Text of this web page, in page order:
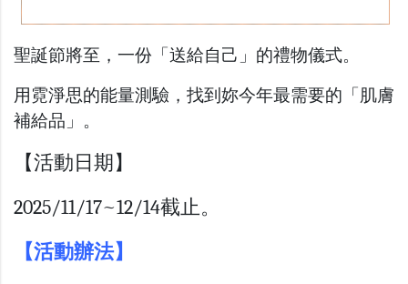
聖誕節將至，一份「送給自己」的禮物儀式。
用霓淨思的能量測驗，找到妳今年最需要的「肌膚
補給品」。
【活動日期】
2025/11/17~12/14截止。
【活動辦法】